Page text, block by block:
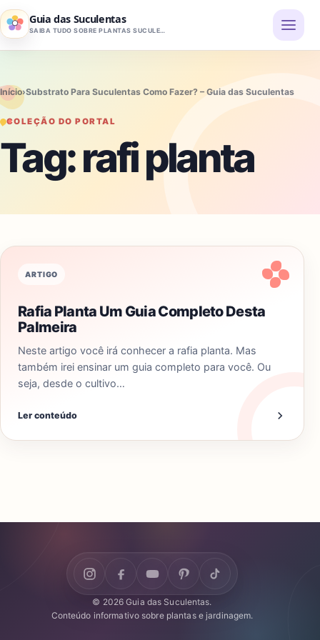
Pular para o conteúdo
Guia das Suculentas
SAIBA TUDO SOBRE PLANTAS SUCULENTAS
Início›Substrato Para Suculentas Como Fazer? – Guia das Suculentas
COLEÇÃO DO PORTAL
Tag:rafi planta
ARTIGO
Rafia Planta Um Guia Completo Desta
Palmeira
Neste artigo você irá conhecer a rafia planta. Mas
também irei ensinar um guia completo para você. Ou
seja, desde o cultivo…
Ler conteúdo
© 2026 Guia das Suculentas.
Conteúdo informativo sobre plantas e jardinagem.